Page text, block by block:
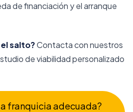
de financiación y el arranque
salto?Contacta con nuestros
de viabilidad personalizado
franquicia adecuada?